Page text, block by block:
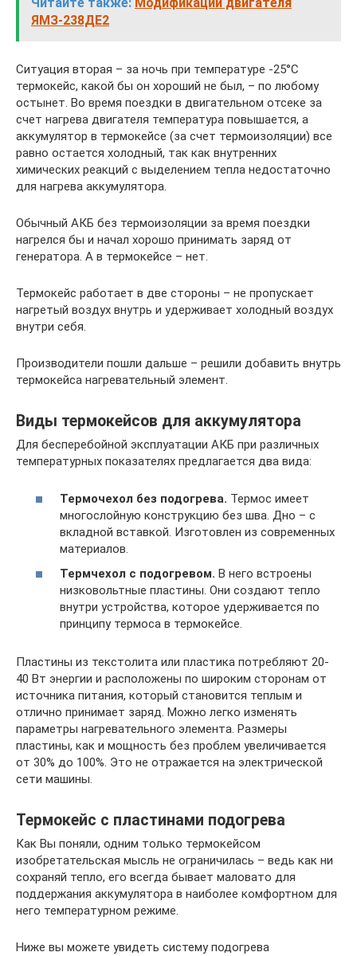
ЯМЗ-238ДЕ2
Ситуация вторая – за ночь при температуре -25°С
термокейс, какой бы он хороший не был, – по любому
остынет. Во время поездки в двигательном отсеке за
счет нагрева двигателя температура повышается, а
аккумулятор в термокейсе (за счет термоизоляции) все
равно остается холодный, так как внутренних
химических реакций с выделением тепла недостаточно
для нагрева аккумулятора.
Обычный АКБ без термоизоляции за время поездки
нагрелся бы и начал хорошо принимать заряд от
генератора. А в термокейсе – нет.
Термокейс работает в две стороны – не пропускает
нагретый воздух внутрь и удерживает холодный воздух
внутри себя.
Производители пошли дальше – решили добавить внутрь
термокейса нагревательный элемент.
Виды термокейсов для аккумулятора
Для бесперебойной эксплуатации АКБ при различных
температурных показателях предлагается два вида:
Термочехол без подогрева. Термос имеет
многослойную конструкцию без шва. Дно – с
вкладной вставкой. Изготовлен из современных
материалов.
Термчехол с подогревом. В него встроены
низковольтные пластины. Они создают тепло
внутри устройства, которое удерживается по
принципу термоса в термокейсе.
Пластины из текстолита или пластика потребляют 20-
40 Вт энергии и расположены по широким сторонам от
источника питания, который становится теплым и
отлично принимает заряд. Можно легко изменять
параметры нагревательного элемента. Размеры
пластины, как и мощность без проблем увеличивается
от 30% до 100%. Это не отражается на электрической
сети машины.
Термокейс с пластинами подогрева
Как Вы поняли, одним только термокейсом
изобретательская мысль не ограничилась – ведь как ни
сохраняй тепло, его всегда бывает маловато для
поддержания аккумулятора в наиболее комфортном для
него температурном режиме.
Ниже вы можете увидеть систему подогрева